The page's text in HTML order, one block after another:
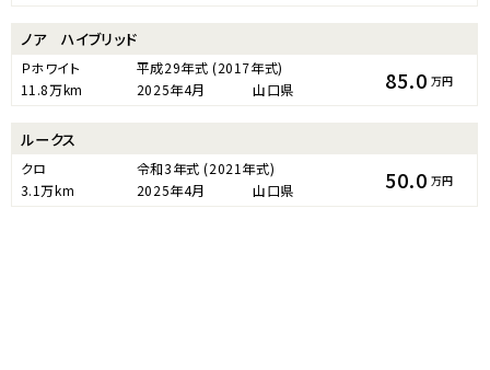
ノア ハイブリッド
Ｐホワイト 平成29年式 (2017年式)
11.8万km
2025年4月 山口県 85.0 万円
ルークス
クロ 令和3年式 (2021年式)
3.1万km
2025年4月 山口県 50.0 万円